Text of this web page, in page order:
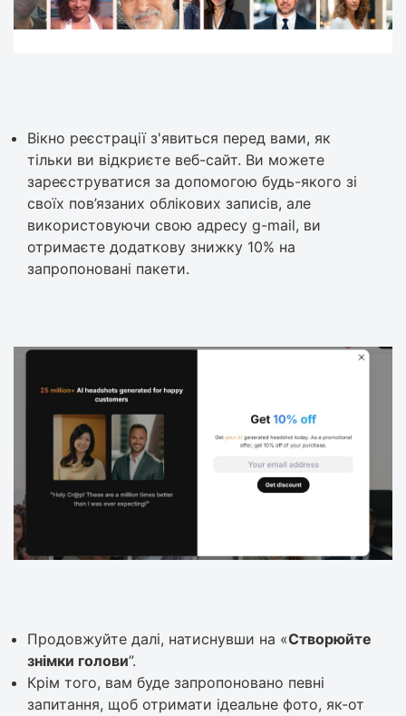
Вікно реєстрації з'явиться перед вами, як
тільки ви відкриєте веб-сайт. Ви можете
зареєструватися за допомогою будь-якого зі
своїх пов’язаних облікових записів, але
використовуючи свою адресу g-mail, ви
отримаєте додаткову знижку 10% на
запропоновані пакети.
Продовжуйте далі, натиснувши на «Створюйте
знімки голови”.
Крім того, вам буде запропоновано певні
запитання, щоб отримати ідеальне фото, як-от